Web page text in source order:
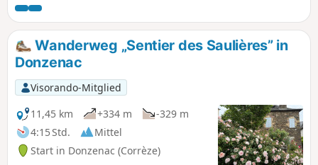
Abschnitte sind nicht markiert. Von der
Wanderung aus kann man das Schloss
Comborn oberhalb der Vézère sehen.
Wanderweg „Sentier des Saulières” in
Donzenac
Visorando-Mitglied
11,45 km
+334 m
-329 m
4:15 Std.
Mittel
Start in Donzenac (Corrèze)